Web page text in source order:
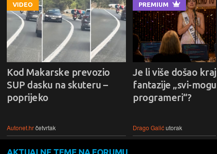
VIDEO
Kod Makarske prevozio
SUP dasku na skuteru –
poprijeko
Autonet.hrčetvrtak
PREMIUM
Je li više došao kraj
fantazije „svi-
programeri“?
Drago Galićutorak
AKTUALNE TEME NA FORUMU